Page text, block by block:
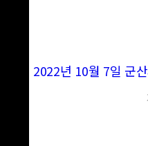
2022년 10월 7일 군